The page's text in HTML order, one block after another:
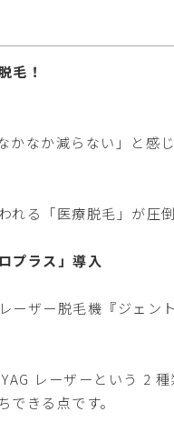
毛！
なか減らない」と感
る「医療脱毛」が圧倒
プラス」導入
ーザー脱毛機『ジェン
レーザーという 2
きる点です。